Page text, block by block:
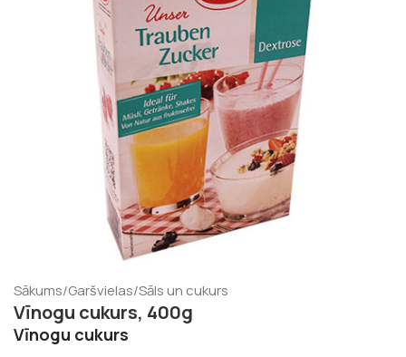
Sākums/Garšvielas/Sāls un cukurs
Vīnogu cukurs, 400g
Vīnogu cukurs